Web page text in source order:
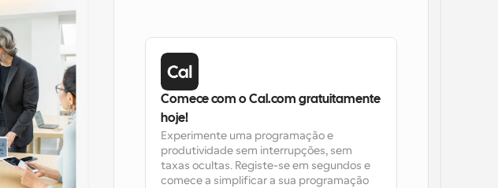
Comece com o Cal.com gratuitamente
hoje!
Experimente uma programação e
produtividade sem interrupções, sem
taxas ocultas. Registe-se em segundos e
comece a simplificar a sua programação